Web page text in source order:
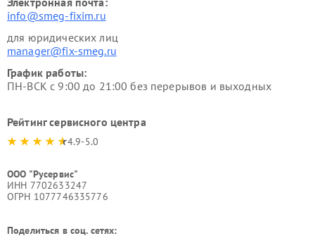
info@smeg-fixim.ru
для юридических лиц
manager@fix-smeg.ru
График работы:
ПН-ВСК с 9:00 до 21:00 без перерывов и выходных
Рейтинг сервисного центра
4.9-5.0
ООО "Русервис"
ИНН 7702633247
ОГРН 1077746335776
Поделиться в соц. сетях: